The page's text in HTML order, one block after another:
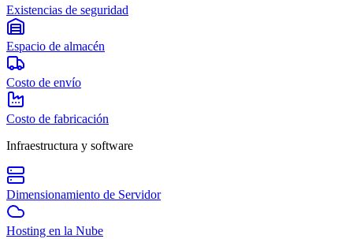
Existencias de seguridad
Espacio de almacén
Costo de envío
Costo de fabricación
Infraestructura y software
Dimensionamiento de Servidor
Hosting en la Nube